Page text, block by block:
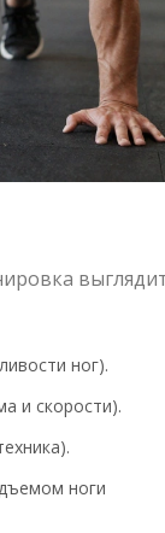
ног).
и скорости).
ноги